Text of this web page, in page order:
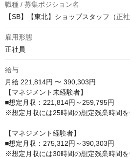
職種 / 募集ポジション名
【SB】【東北】ショップスタッフ（正社
雇用形態
正社員
給与
月給 221,814円 〜 390,303円
【マネジメント未経験者】
■想定月収：221,814円～259,795円
※想定月収には25時間の想定残業時間を
【マネジメント経験者】
■想定月収：275,312円～390,303円
※想定月収には30時間の想定残業時間を